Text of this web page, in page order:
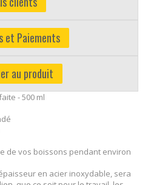
et Paiements
au produit
- 500 ml
de vos boissons pendant environ
en acier inoxydable, sera